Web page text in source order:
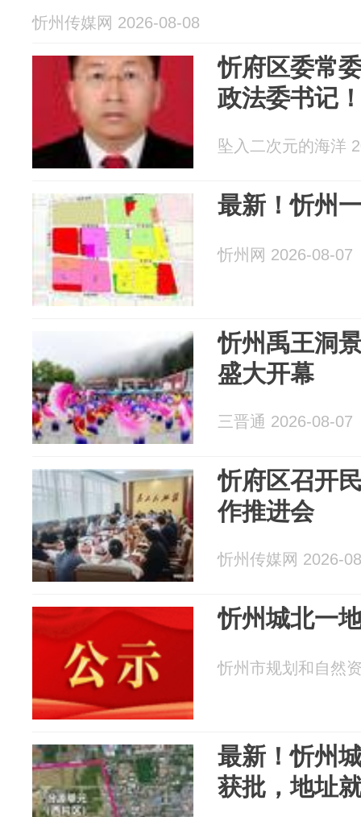
忻州传媒网 2026-08-08
忻府区委常
政法委书记
坠入二次元的海洋
最新！忻州
忻州网 2026-08-07
忻州禹王洞
盛大开幕
三晋通 2026-08-07
忻府区召开
作推进会
忻州传媒网 2026-
忻州城北一
忻州市规划和自然
最新！忻州
获批，地址